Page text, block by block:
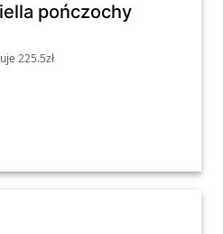
pończochy
225.5zł